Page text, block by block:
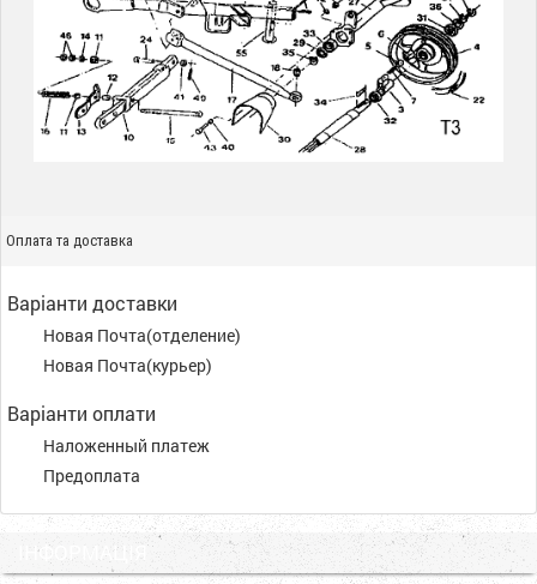
Оплата та доставка
Варіанти доставки
Новая Почта(отделение)
Новая Почта(курьер)
Варіанти оплати
Наложенный платеж
Предоплата
ІНФОРМАЦІЯ